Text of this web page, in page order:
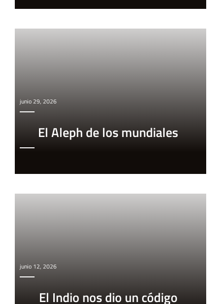
junio 29, 2026
El Aleph de los mundiales
junio 12, 2026
El Indio nos dio un código